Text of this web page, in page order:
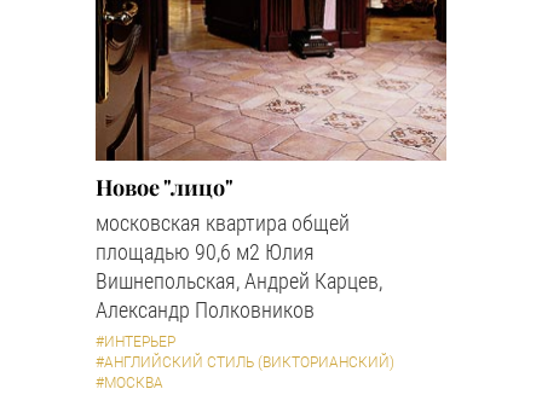
Новое "лицо"
московская квартира общей
площадью 90,6 м2 Юлия
Вишнепольская, Андрей Карцев,
Александр Полковников
#ИНТЕРЬЕР
#АНГЛИЙСКИЙ СТИЛЬ (ВИКТОРИАНСКИЙ)
#МОСКВА